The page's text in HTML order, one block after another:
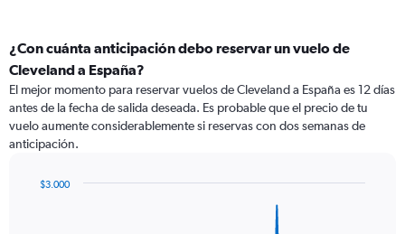
¿Con cuánta anticipación debo reservar un vuelo de
Cleveland a España?
El mejor momento para reservar vuelos de Cleveland a España es 12 días
antes de la fecha de salida deseada. Es probable que el precio de tu
vuelo aumente considerablemente si reservas con dos semanas de
anticipación.
$3.000